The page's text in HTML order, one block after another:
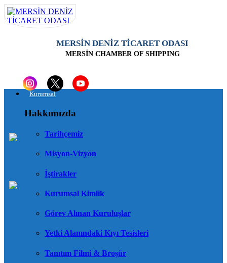
MERSİN DENİZ TİCARET ODASI
MERSİN CHAMBER OF SHIPPING
Kurumsal
Hakkımızda
Tarihçemiz
Misyon-Vizyon
İştirakler
Kurumsal Kimlik
Görev Alınan Kuruluşlar
Yetki Alanındaki Kıyı Tesisleri
Tanıtım Filmi & Broşür